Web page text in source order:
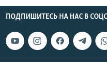
ПОДПИШИТЕСЬ НА НАС В